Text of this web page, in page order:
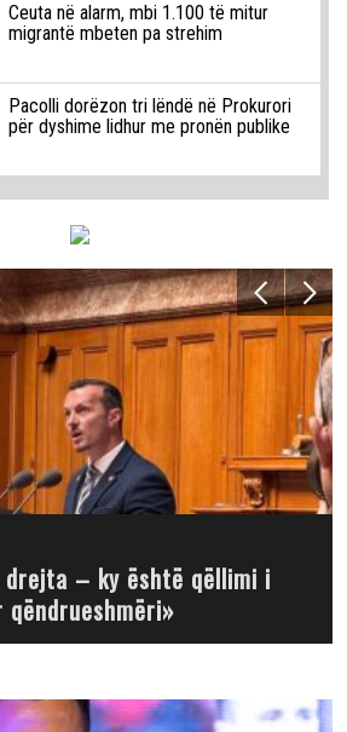
Ceuta në alarm, mbi 1.100 të mitur
migrantë mbeten pa strehim
Pacolli dorëzon tri lëndë në Prokurori
për dyshime lidhur me pronën publike
– ky është qëllimi i